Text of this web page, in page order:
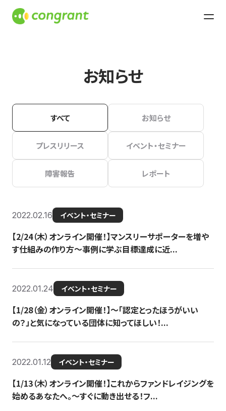
お知らせ
すべて お知らせ
プレスリリース イベント・セミナー
障害報告 レポート
2022.02.16 イベント・セミナー
【2/24（木）オンライン開催！】マンスリーサポーターを増や
す仕組みの作り方〜事例に学ぶ目標達成に近...
2022.01.24 イベント・セミナー
【1/28（金）オンライン開催！】〜「認定とったほうがいい
の？」と気になっている団体に知ってほしい！...
2022.01.12 イベント・セミナー
【1/13（木）オンライン開催！】これからファンドレイジングを
始めるあなたへ。〜すぐに動き出せる！フ...